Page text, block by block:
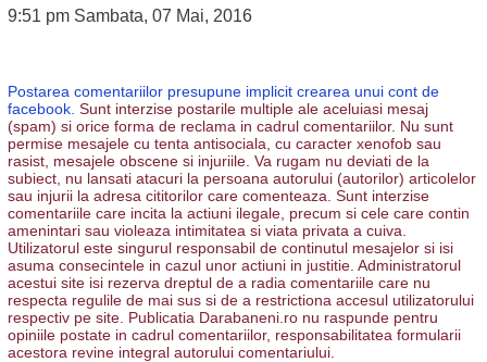
9:51 pm Sambata, 07 Mai, 2016
Postarea comentariilor presupune implicit crearea unui cont de
facebook. Sunt interzise postarile multiple ale aceluiasi mesaj
(spam) si orice forma de reclama in cadrul comentariilor. Nu sunt
permise mesajele cu tenta antisociala, cu caracter xenofob sau
rasist, mesajele obscene si injuriile. Va rugam nu deviati de la
subiect, nu lansati atacuri la persoana autorului (autorilor) articolelor
sau injurii la adresa cititorilor care comenteaza. Sunt interzise
comentariile care incita la actiuni ilegale, precum si cele care contin
amenintari sau violeaza intimitatea si viata privata a cuiva.
Utilizatorul este singurul responsabil de continutul mesajelor si isi
asuma consecintele in cazul unor actiuni in justitie. Administratorul
acestui site isi rezerva dreptul de a radia comentariile care nu
respecta regulile de mai sus si de a restrictiona accesul utilizatorului
respectiv pe site. Publicatia Darabaneni.ro nu raspunde pentru
opiniile postate in cadrul comentariilor, responsabilitatea formularii
acestora revine integral autorului comentariului.